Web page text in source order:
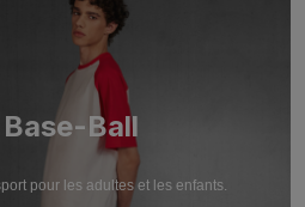
Base-Ball
pour les adultes et les enfants.